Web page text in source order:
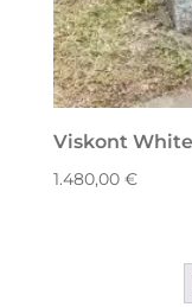
Viskont
1.480,00 €